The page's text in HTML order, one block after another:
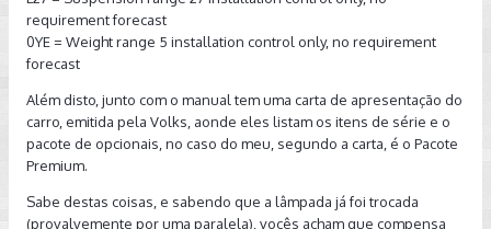
requirement forecast
0YE = Weight range 5 installation control only, no requirement
forecast
Além disto, junto com o manual tem uma carta de apresentação do
carro, emitida pela Volks, aonde eles listam os itens de série e o
pacote de opcionais, no caso do meu, segundo a carta, é o Pacote
Premium.
Sabe destas coisas, e sabendo que a lâmpada já foi trocada
(provalvemente por uma paralela), vocês acham que compensa